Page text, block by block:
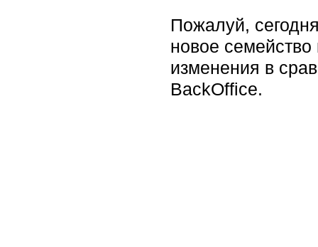
Пожалуй,
новое
изменения в
BackOffice.